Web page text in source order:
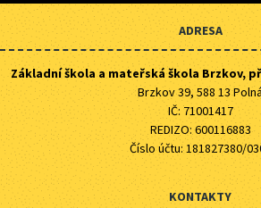
ADRESA
Základní škola a mateřská škola Brzkov,
Brzkov 39, 588 13 Polná
IČ: 71001417
REDIZO: 600116883
Číslo účtu: 181827380/
KONTAKTY